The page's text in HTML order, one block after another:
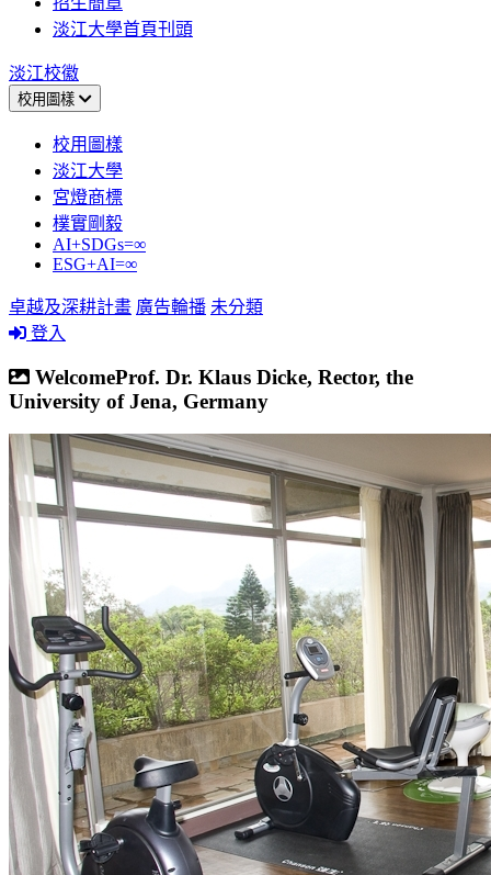
淡江大學首頁刊頭
淡江校徽
校用圖樣
校用圖樣
淡江大學
宮燈商標
樸實剛毅
AI+SDGs=∞
ESG+AI=∞
卓越及深耕計畫 廣告輪播 未分類
登入
WelcomeProf. Dr. Klaus Dicke, Rector, the
University of Jena, Germany